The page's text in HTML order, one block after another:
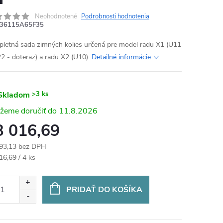
Neohodnotené Podrobnosti hodnotenia
36115A65F35
sada zimných kolies určená pre model radu X1 (U11
- doteraz) a radu X2 (U10). Detailné informácie
>3 ks
11.8.2026
016,69
bez DPH
/ 4 ks
PRIDAŤ DO KOŠÍKA